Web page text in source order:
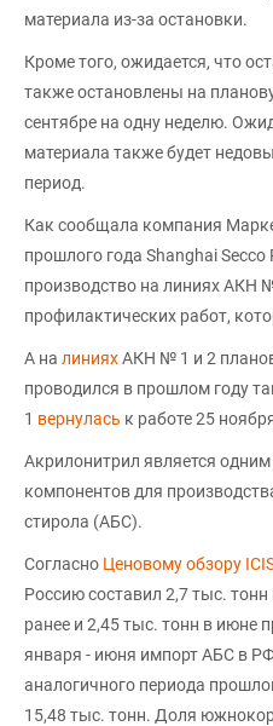
материала из-за остановки.
Кроме того, ожидается, что
также остановлены на
сентябре на одну неделю.
материала также будет
период.
Как сообщала компания
прошлого года Shanghai Secco
производство на линиях АКН
профилактических работ,
А на линияхАКН № 1 и 2
проводился в прошлом году
1 вернулась к работе 25
Акрилонитрил является
компонентов для
стирола (АБС).
Согласно Ценовому обзору
Россию составил 2,7 тыс.
ранее и 2,45 тыс. тонн в июне
января - июня импорт АБС в
аналогичного периода
15,48 тыс. тонн. Доля